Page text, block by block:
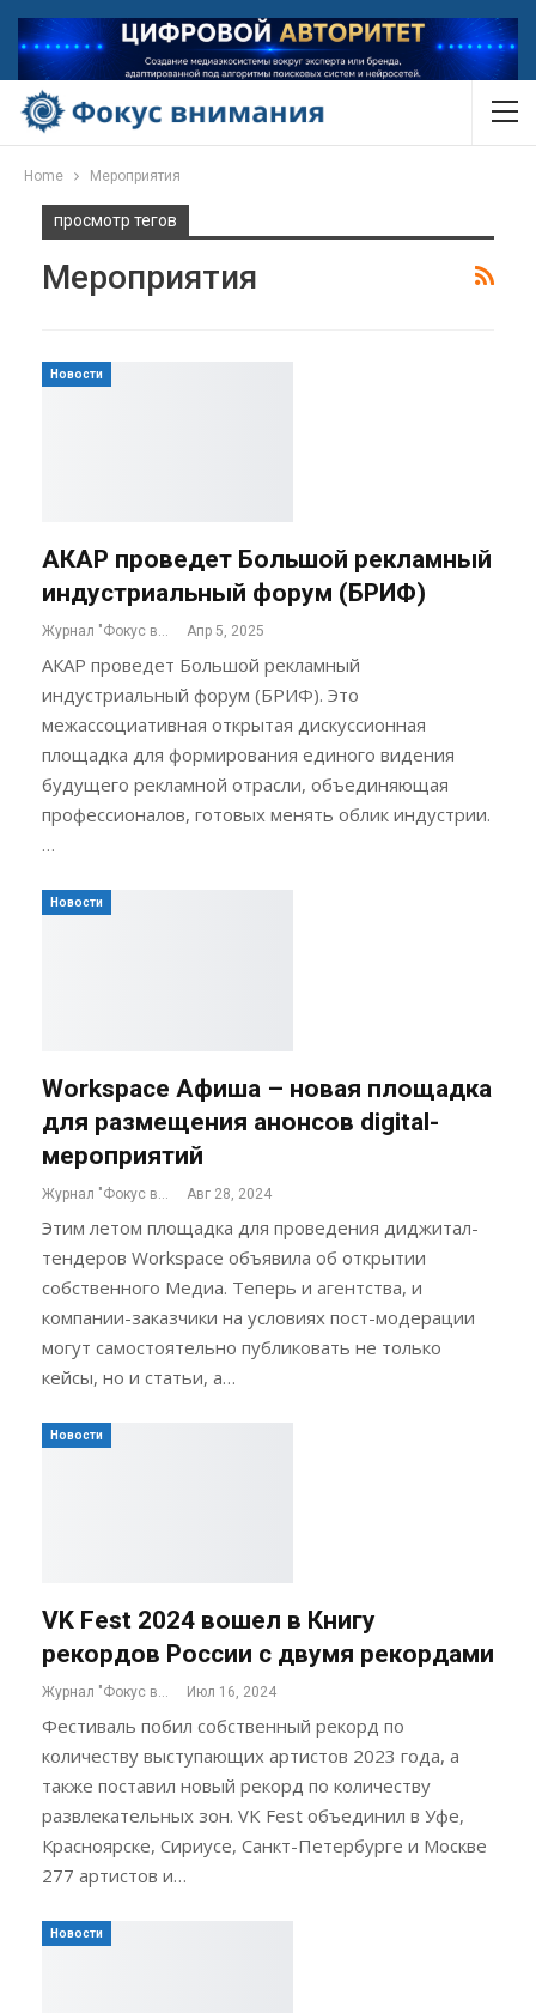
Home Мероприятия
просмотр тегов
Мероприятия
Новости
АКАР проведет Большой рекламный
индустриальный форум (БРИФ)
Журнал "Фокус внимания" Апр 5, 2025
АКАР проведет Большой рекламный
индустриальный форум (БРИФ). Это
межассоциативная открытая дискуссионная
площадка для формирования единого видения
будущего рекламной отрасли, объединяющая
профессионалов, готовых менять облик индустрии.
…
Новости
Workspace Афиша – новая площадка
для размещения анонсов digital-
мероприятий
Журнал "Фокус внимания" Авг 28, 2024
Этим летом площадка для проведения диджитал-
тендеров Workspace объявила об открытии
собственного Медиа. Теперь и агентства, и
компании-заказчики на условиях пост-модерации
могут самостоятельно публиковать не только
кейсы, но и статьи, а…
Новости
VK Fest 2024 вошел в Книгу
рекордов России с двумя рекордами
Журнал "Фокус внимания" Июл 16, 2024
Фестиваль побил собственный рекорд по
количеству выступающих артистов 2023 года, а
также поставил новый рекорд по количеству
развлекательных зон. VK Fest объединил в Уфе,
Красноярске, Сириусе, Санкт-Петербурге и Москве
277 артистов и…
Новости